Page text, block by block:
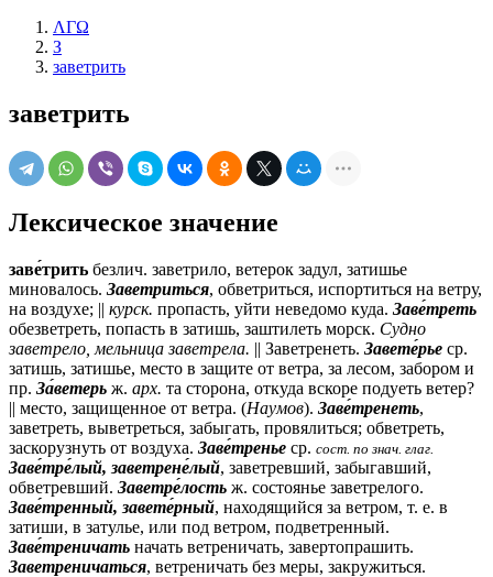
ΛΓΩ
З
заветрить
заветрить
Лексическое значение
заве́трить безлич. заветрило, ветерок задул, затишье
миновалось. Заветриться, обветриться, испортиться на ветру,
на воздухе; || курск. пропасть, уйти неведомо куда. Заве́треть
обезветреть, попасть в затишь, заштилеть морск. Судно
заветрело, мельница заветрела. || Заветренеть. Завете́рье ср.
затишь, затишье, место в защите от ветра, за лесом, забором и
пр. За́ветерь ж. арх. та сторона, откуда вскоре подуеть ветер?
|| место, защищенное от ветра. (Наумов). Заве́тренеть,
заветреть, выветреться, забыгать, провялиться; обветреть,
заскорузнуть от воздуха. Заве́тренье ср. сост. по знач. глаг.
Заве́тре́лый, заветрене́лый, заветревший, забыгавший,
обветревший. Заветре́лость ж. состоянье заветрелого.
Заве́тренный, завете́рный, находящийся за ветром, т. е. в
затиши, в затулье, или под ветром, подветренный.
Заве́треничать начать ветреничать, завертопрашить.
Заветреничаться, ветреничать без меры, закружиться.